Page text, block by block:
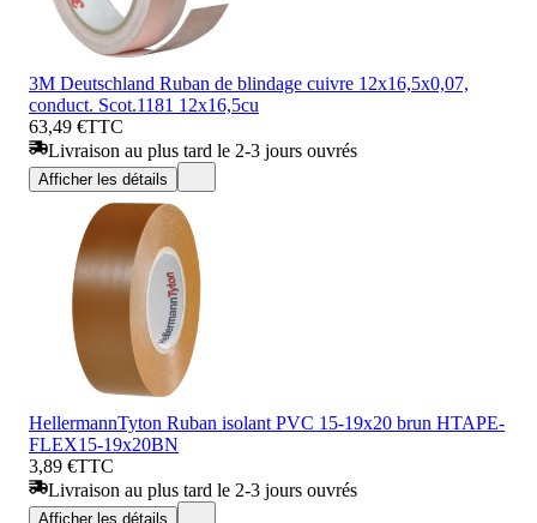
3M Deutschland Ruban de blindage cuivre 12x16,5x0,07,
conduct. Scot.1181 12x16,5cu
63,49 €TTC
Livraison au plus tard le 2-3 jours ouvrés
Afficher les détails
HellermannTyton Ruban isolant PVC 15-19x20 brun HTAPE-
FLEX15-19x20BN
3,89 €TTC
Livraison au plus tard le 2-3 jours ouvrés
Afficher les détails